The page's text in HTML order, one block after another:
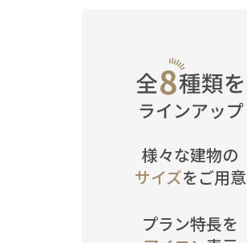
様々な建物の
サイズをご用意
プラン特長を